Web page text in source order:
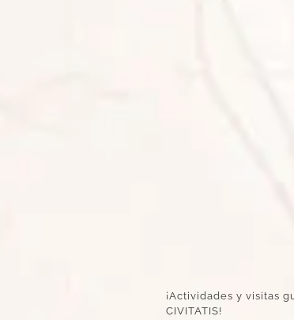
¡Actividades y visitas
CIVITATIS!